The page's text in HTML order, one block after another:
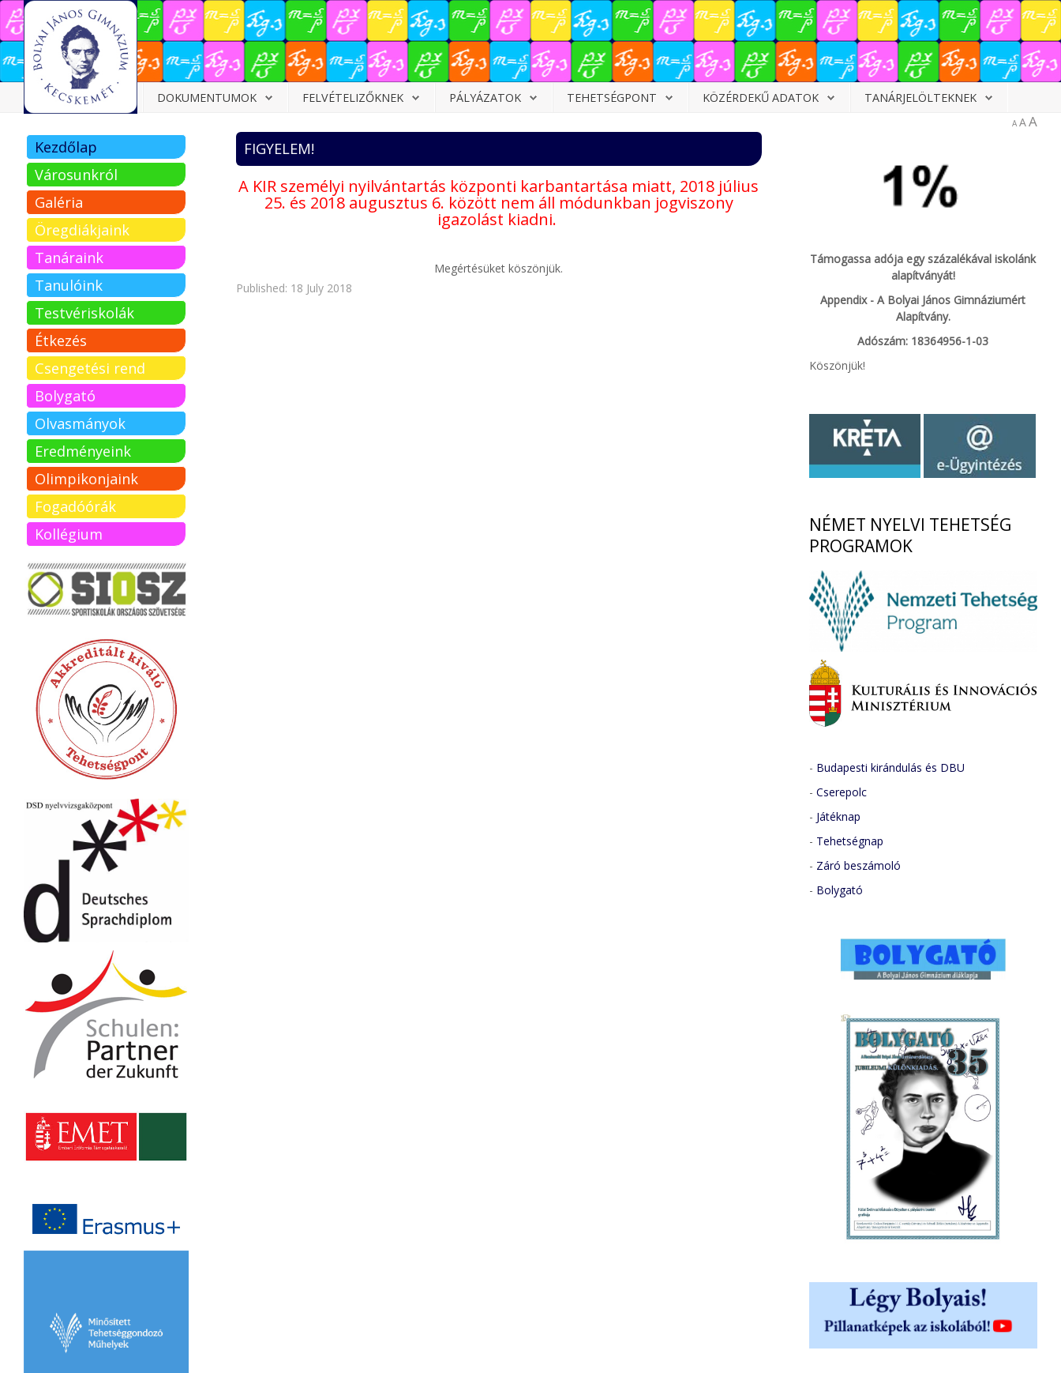
Dokumentumok
Felvételizőknek
Pályázatok
Tehetségpont
Közérdekű
adatok
Tanárjelölteknek
DOKUMENTUMOK FELVÉTELIZŐKNEK PÁLYÁZATOK TEHETSÉGPONT KÖZÉRDEKŰ ADATOK TANÁRJELÖLTEKNEK
A AA
FIGYELEM!
A KIR személyi nyilvántartás központi karbantartása miatt, 2018 július
25. és 2018 augusztus 6. között nem áll módunkban jogviszony
igazolást kiadni.
Megértésüket köszönjük.
Published: 18 July 2018
Kezdőlap
Városunkról
Galéria
Öregdiákjaink
Tanáraink
Tanulóink
Testvériskolák
Étkezés
Csengetési rend
Bolygató
Olvasmányok
Eredményeink
Olimpikonjaink
Fogadóórák
Kollégium
Támogassa adója egy százalékával iskolánk
alapítványát!
Appendix - A Bolyai János Gimnáziumért
Alapítvány.
Adószám: 18364956-1-03
Köszönjük!
NÉMET NYELVI TEHETSÉG
PROGRAMOK
- Budapesti kirándulás és DBU
- Cserepolc
- Játéknap
- Tehetségnap
- Záró beszámoló
- Bolygató